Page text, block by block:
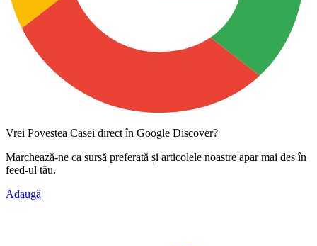
Vrei Povestea Casei direct în Google Discover?
Marchează-ne ca sursă preferată și articolele noastre apar mai des în
feed-ul tău.
Adaugă